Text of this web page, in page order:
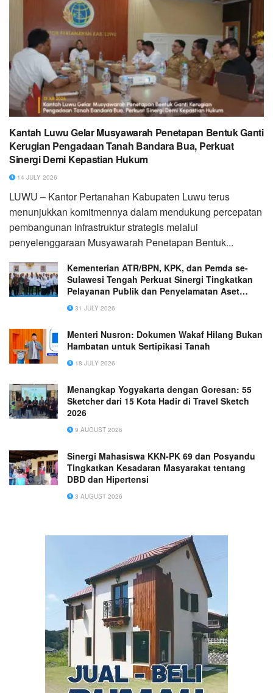
Kantah Luwu Gelar Musyawarah Penetapan Bentuk Ganti
Kerugian Pengadaan Tanah Bandara Bua, Perkuat
Sinergi Demi Kepastian Hukum
14 JULY 2026
LUWU – Kantor Pertanahan Kabupaten Luwu terus
menunjukkan komitmennya dalam mendukung percepatan
pembangunan infrastruktur strategis melalui
penyelenggaraan Musyawarah Penetapan Bentuk...
Kementerian ATR/BPN, KPK, dan Pemda se-
Sulawesi Tengah Perkuat Sinergi Tingkatkan
Pelayanan Publik dan Penyelamatan Aset
Daerah
31 JULY 2026
Menteri Nusron: Dokumen Wakaf Hilang Bukan
Hambatan untuk Sertipikasi Tanah
18 JULY 2026
Menangkap Yogyakarta dengan Goresan: 55
Sketcher dari 15 Kota Hadir di Travel Sketch
2026
9 AUGUST 2026
Sinergi Mahasiswa KKN-PK 69 dan Posyandu
Tingkatkan Kesadaran Masyarakat tentang
DBD dan Hipertensi
3 AUGUST 2026